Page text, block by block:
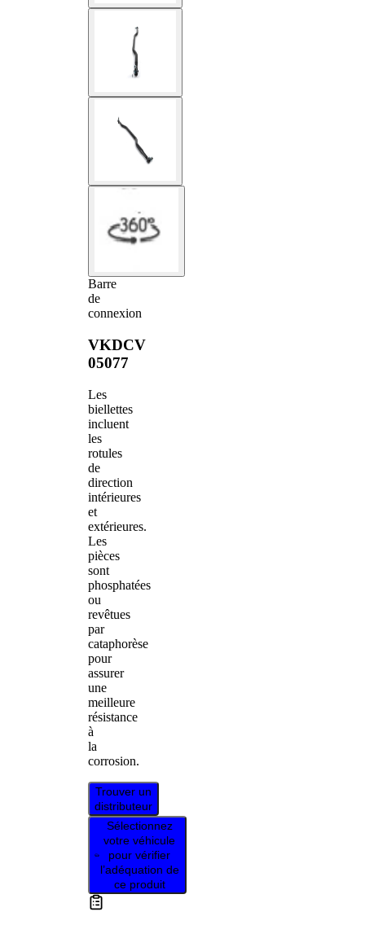
Barre
de
connexion
VKDCV
05077
Les
biellettes
incluent
les
rotules
de
direction
intérieures
et
extérieures.
Les
pièces
sont
phosphatées
ou
revêtues
par
cataphorèse
pour
assurer
une
meilleure
résistance
à
la
corrosion.
Trouver un
distributeur
Sélectionnez
votre véhicule
pour vérifier
l’adéquation de
ce produit